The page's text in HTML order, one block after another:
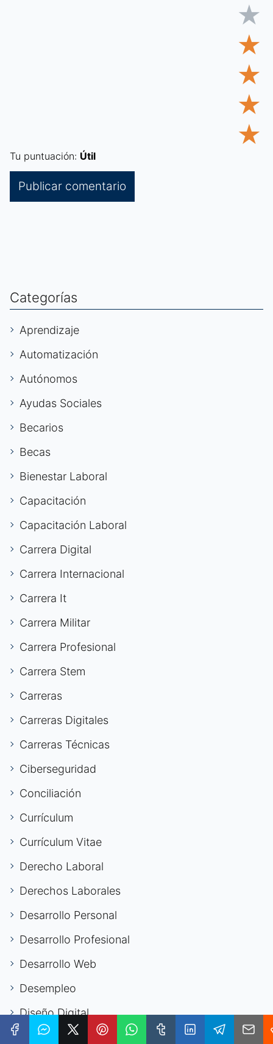
★
★
★
★
★
Tu puntuación: Útil
Categorías
Aprendizaje
Automatización
Autónomos
Ayudas Sociales
Becarios
Becas
Bienestar Laboral
Capacitación
Capacitación Laboral
Carrera Digital
Carrera Internacional
Carrera It
Carrera Militar
Carrera Profesional
Carrera Stem
Carreras
Carreras Digitales
Carreras Técnicas
Ciberseguridad
Conciliación
Currículum
Currículum Vitae
Derecho Laboral
Derechos Laborales
Desarrollo Personal
Desarrollo Profesional
Desarrollo Web
Desempleo
Diseño Digital
Economía